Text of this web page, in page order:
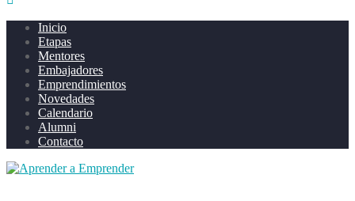
Inicio
Etapas
Mentores
Embajadores
Emprendimientos
Novedades
Calendario
Alumni
Contacto